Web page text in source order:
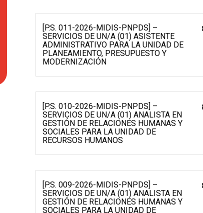
[P.S. 011-2026-MIDIS-PNPDS] –
SERVICIOS DE UN/A (01) ASISTENTE
ADMINISTRATIVO PARA LA UNIDAD DE
PLANEAMIENTO, PRESUPUESTO Y
MODERNIZACIÓN
[P.S. 010-2026-MIDIS-PNPDS] –
SERVICIOS DE UN/A (01) ANALISTA EN
GESTIÓN DE RELACIONES HUMANAS Y
SOCIALES PARA LA UNIDAD DE
RECURSOS HUMANOS
[P.S. 009-2026-MIDIS-PNPDS] –
SERVICIOS DE UN/A (01) ANALISTA EN
GESTIÓN DE RELACIONES HUMANAS Y
SOCIALES PARA LA UNIDAD DE